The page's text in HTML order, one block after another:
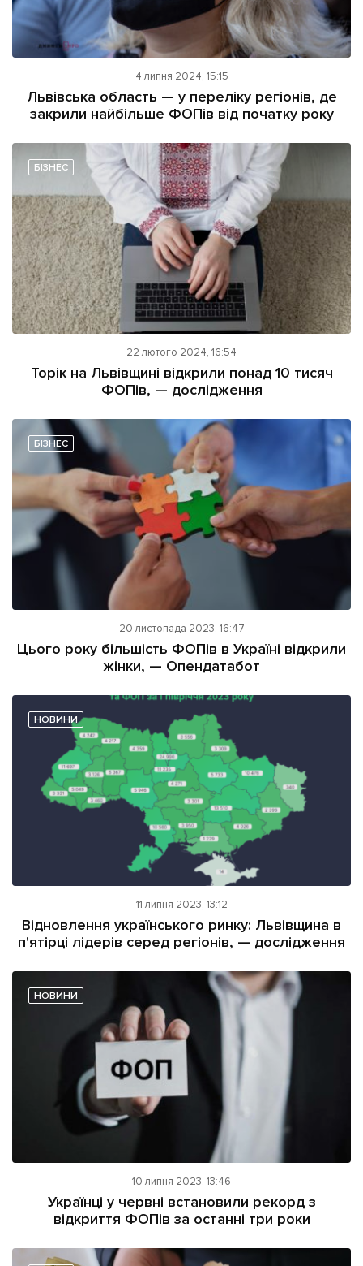
4 липня 2024, 15:15
Львівська область — у переліку регіонів, де
закрили найбільше ФОПів від початку року
БІЗНЕС
22 лютого 2024, 16:54
Торік на Львівщині відкрили понад 10 тисяч
ФОПів, — дослідження
БІЗНЕС
20 листопада 2023, 16:47
Цього року більшість ФОПів в Україні відкрили
жінки, — Опендатабот
НОВИНИ
11 липня 2023, 13:12
Відновлення українського ринку: Львівщина в
п'ятірці лідерів серед регіонів, — дослідження
НОВИНИ
10 липня 2023, 13:46
Українці у червні встановили рекорд з
відкриття ФОПів за останні три роки